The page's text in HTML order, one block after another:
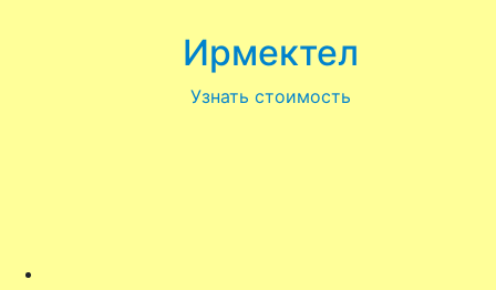
Ирмектел
Узнать стоимость